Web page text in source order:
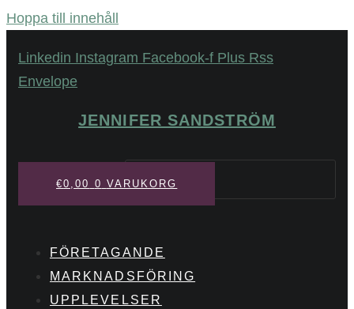
Hoppa till innehåll
Linkedin Instagram Facebook-f Plus Rss
Envelope
JENNIFER SANDSTRÖM
Sök
€0,00 0 VARUKORG
FÖRETAGANDE
MARKNADSFÖRING
UPPLEVELSER